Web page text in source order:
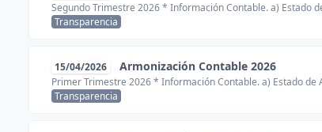
Segundo Trimestre 2026 * Información Contable. a) Estado
Transparencia
15/04/2026 Armonización Contable 2026
Primer Trimestre 2026 * Información Contable. a) Estado de
Transparencia